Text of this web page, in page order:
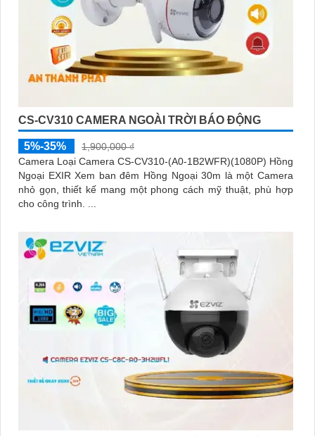
CS-CV310 CAMERA NGOÀI TRỜI BÁO ĐỘNG
5%-35%
1,900,000 ₫
Camera Loại Camera CS-CV310-(A0-1B2WFR)(1080P) Hồng
Ngoại EXIR Xem ban đêm Hồng Ngoại 30m là một Camera
nhỏ gọn, thiết kế mang một phong cách mỹ thuật, phù hợp
cho công trình. ...